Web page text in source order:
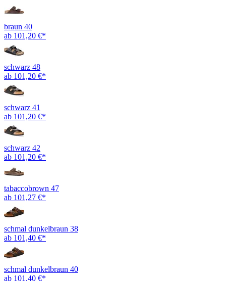
braun 40
ab 101,20 €*
schwarz 48
ab 101,20 €*
schwarz 41
ab 101,20 €*
schwarz 42
ab 101,20 €*
tabaccobrown 47
ab 101,27 €*
schmal dunkelbraun 38
ab 101,40 €*
schmal dunkelbraun 40
ab 101,40 €*